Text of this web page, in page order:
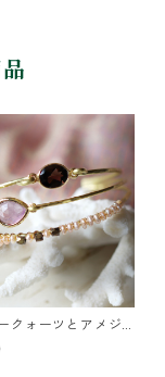
クォーツとアメジ
3連バングル